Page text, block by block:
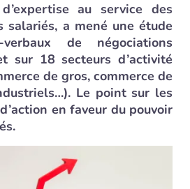
au service des
salariés, a mené une étude
de négociations
sur 18 secteurs d’activité
de gros, commerce de
Le point sur les
en faveur du pouvoir